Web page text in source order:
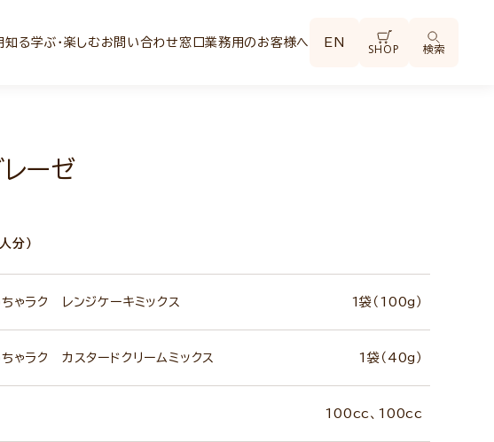
知る学ぶ・楽しむお問い合わせ窓口業務用のお客様へ EN SHOP 検索
ーゼ
分）
ゃラク レンジケーキミックス 1袋（100g）
ゃラク カスタードクリームミックス 1袋（40g）
100cc、100cc